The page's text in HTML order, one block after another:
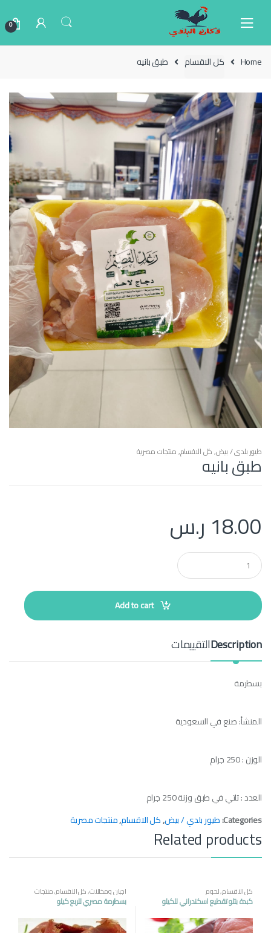
0
Home كل الاقسام طبق بانيه
طيور بلدي / بيض,كل الاقسام,منتجات مصرية
طبق بانيه
18.00 ر.س
Q
u
a
t
i
Add to cart
Descriptionالتقييمات
بسطرمة
المنشأ: صنع في السعودية
الوزن : 250 جرام
العدد : تاتي في طبق وزنة 250 جرام
Categories: طيور بلدي / بيض,كل الاقسام,منتجات مصرية
Related products
كل الاقسام,لحوم
كبدة بتلو تقطيع اسكندراني للكيلو
اجبان ومخللات,كل الاقسام,منتجات
مصرية
بسطرمة مصري للربع كيلو